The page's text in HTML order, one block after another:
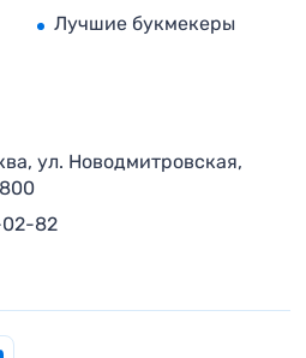
Лучшие букмекеры
ул. Новодмитровская,
02-82